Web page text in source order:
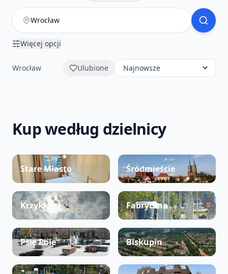
Więcej opcji
Wrocław Ulubione
Kup według dzielnicy
Stare Miasto Śródmieście
Krzyki Fabryczna
Psie Pole Biskupin